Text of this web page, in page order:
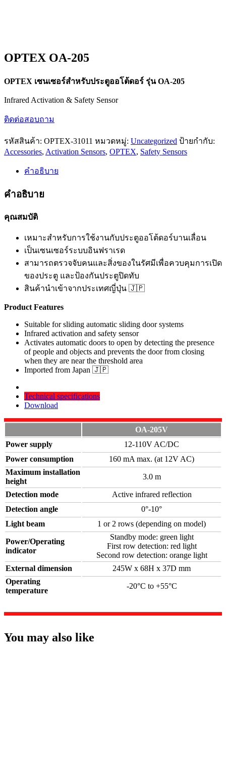
OPTEX OA-205
OPTEX เซนเซอร์สำหรับประตูออโต้ดอร์ รุ่น OA-205
Infrared Activation & Safety Sensor
ติดต่อสอบถาม
รหัสสินค้า: OPTEX-31011 หมวดหมู่: Uncategorized ป้ายกำกับ:
Accessories, Activation Sensors, OPTEX, Safety Sensors
คำอธิบาย
คำอธิบาย
คุณสมบัติ
เหมาะสำหรับการใช้งานกับประตูออโต้ดอร์บานเลื่อน
เป็นเซนเซอร์ระบบอินฟราเรด
สามารถตรวจจับคนและสิ่งของในรัศมีเพื่อควบคุมการเปิด
ของประตู และป้องกันประตูปิดทับ
สินค้านำเข้าจากประเทศญี่ปุ่น 🇯🇵
Product Features
Suitable for sliding automatic sliding door systems
Infrared activation and safety sensor
Activates automatic doors to open by detecting the presence
of people and objects and prevents the door from closing
when they are near the threshold area
Imported from Japan 🇯🇵
Technical specifications
Download
OA-205V
Power supply
12-110V AC/DC
Power consumption
160 mA max. (at 12V AC)
Maximum installation
height
3.0 m
Detection mode
Active infrared reflection
Detection angle
0°-10°
Light beam
1 or 2 rows (depending on model)
Power/Operating
indicator
Standby mode: green light
First row detection: red light
Second row detection: orange light
External dimension
245W x 68H x 37D mm
Operating
temperature
-20°C to +55°C
You may also like